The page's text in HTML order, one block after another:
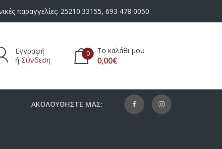
παραγγελίες: 25210.33155, 693 478 0050
Εγγραφή
ή Σύνδεση
0 Το καλάθι μου
0,00€
ΑΚΟΛΟΥΘΗΣΤΕ ΜΑΣ: